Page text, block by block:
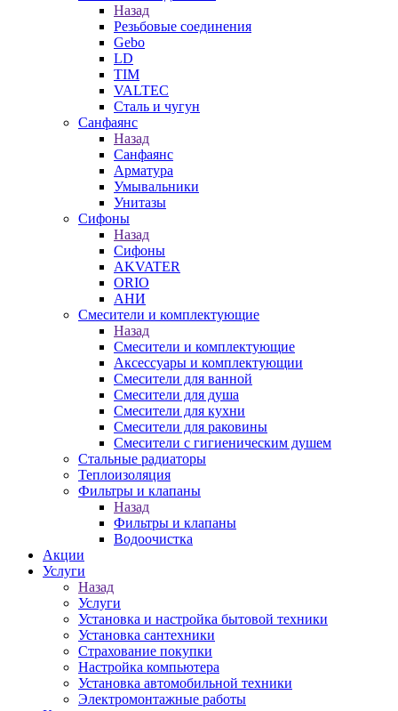
Назад
Резьбовые соединения
Gebo
LD
TIM
VALTEC
Сталь и чугун
Санфаянс
Назад
Санфаянс
Арматура
Умывальники
Унитазы
Сифоны
Назад
Сифоны
AKVATER
ORIO
АНИ
Смесители и комплектующие
Назад
Смесители и комплектующие
Аксессуары и комплектующии
Смесители для ванной
Смесители для душа
Смесители для кухни
Смесители для раковины
Смесители с гигиеническим душем
Стальные радиаторы
Теплоизоляция
Фильтры и клапаны
Назад
Фильтры и клапаны
Водоочистка
Акции
Услуги
Назад
Услуги
Установка и настройка бытовой техники
Установка сантехники
Страхование покупки
Настройка компьютера
Установка автомобильной техники
Электромонтажные работы